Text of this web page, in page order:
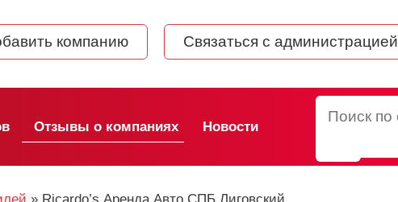
компанию Связаться с администрацией
Отзывы о компаниях Новости